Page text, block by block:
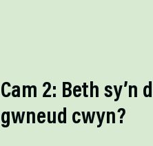
Cam 2: Beth sy’n
gwneud cwyn?